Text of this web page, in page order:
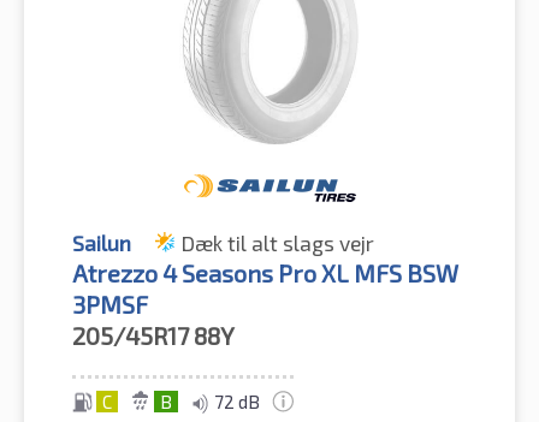
Sailun Dæk til alt slags vejr
Atrezzo 4 Seasons Pro XL MFS BSW
3PMSF
205/45R17 88Y
C B 72 dB